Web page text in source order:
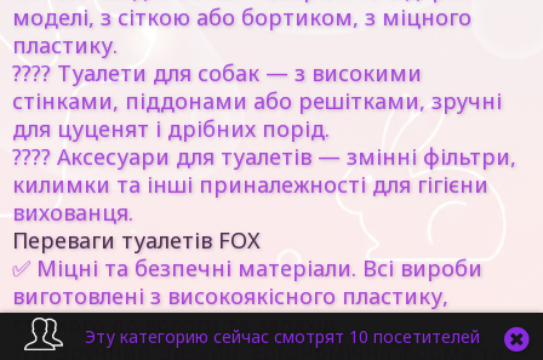
моделі, з сіткою або бортиком, з міцного
пластику.
????Туалети для собак — з високими
стінками, піддонами або решітками, зручні
для цуценят і дрібних порід.
???? Аксесуари для туалетів— змінні фільтри,
килимки та інші приналежності для гігієни
вихованця.
Переваги туалетів FOX
✅ Міцні та безпечні матеріали. Всі вироби
виготовлені з високоякісного пластику,
стійкого до вологи та запахів.
????Зручний дизайн. Ергономічна форма та
Эту категорию сейчас смотрят 10 посетителей